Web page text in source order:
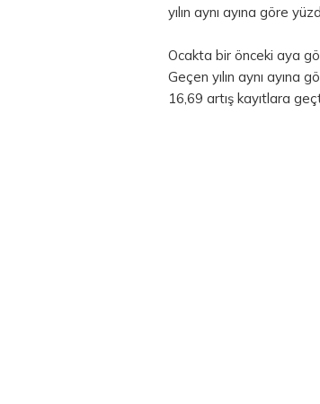
yılın aynı ayına göre
Ocakta bir önceki aya
Geçen yılın aynı
16,69 artış kayıtlara